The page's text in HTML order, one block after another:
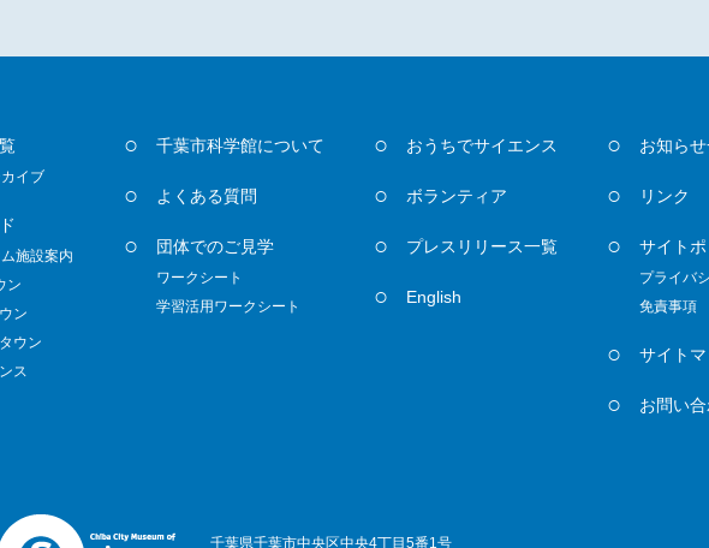
イブ
施設案内
ン
ン
ウン
ス
千葉市科学館について
よくある質問
団体でのご見学
ワークシート
学習活用ワークシート
おうちでサイエンス
ボランティア
プレスリリース一覧
English
お知ら
リンク
サイト
プライバ
免責事項
サイト
お問い
千葉県千葉市中央区中央4丁目5番1号